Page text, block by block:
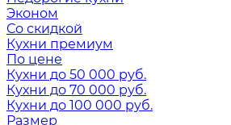
Эконом
Со скидкой
Кухни премиум
По цене
Кухни до 50 000 руб.
Кухни до 70 000 руб.
Кухни до 100 000 руб.
Размер